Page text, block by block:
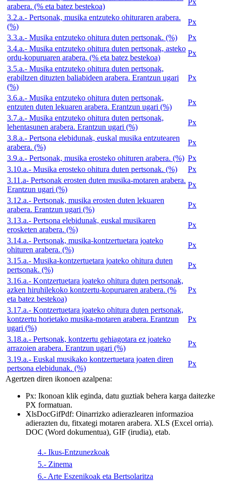
arabera. (% eta batez bestekoa)
3.2.a.- Pertsonak, musika entzuteko ohituraren arabera.
(%)
Px
3.3.a.- Musika entzuteko ohitura duten pertsonak. (%)
Px
3.4.a.- Musika entzuteko ohitura duten pertsonak, asteko
ordu-kopuruaren arabera. (% eta batez bestekoa)
Px
3.5.a.- Musika entzuteko ohitura duten pertsonak,
erabiltzen dituzten baliabideen arabera. Erantzun ugari
(%)
Px
3.6.a.- Musika entzuteko ohitura duten pertsonak,
entzuten duten lekuaren arabera. Erantzun ugari (%)
Px
3.7.a.- Musika entzuteko ohitura duten pertsonak,
lehentasunen arabera. Erantzun ugari (%)
Px
3.8.a.- Pertsona elebidunak, euskal musika entzutearen
arabera. (%)
Px
3.9.a.- Pertsonak, musika erosteko ohituren arabera. (%) Px
3.10.a.- Musika erosteko ohitura duten pertsonak. (%)
Px
3.11.a- Pertsonak erosten duten musika-motaren arabera.
Erantzun ugari (%)
Px
3.12.a.- Pertsonak, musika erosten duten lekuaren
arabera. Erantzun ugari (%)
Px
3.13.a.- Pertsona elebidunak, euskal musikaren
erosketen arabera. (%)
Px
3.14.a.- Pertsonak, musika-kontzertuetara joateko
ohituren arabera. (%)
Px
3.15.a.- Musika-kontzertuetara joateko ohitura duten
pertsonak. (%)
Px
3.16.a.- Kontzertuetara joateko ohitura duten pertsonak,
azken hiruhilekoko kontzertu-kopuruaren arabera. (%
eta batez bestekoa)
Px
3.17.a.- Kontzertuetara joateko ohitura duten pertsonak,
kontzertu horietako musika-motaren arabera. Erantzun
ugari (%)
Px
3.18.a.- Pertsonak, kontzertu gehiagotara ez joateko
arrazoien arabera. Erantzun ugari (%)
Px
3.19.a.- Euskal musikako kontzertuetara joaten diren
pertsona elebidunak. (%)
Px
Agertzen diren ikonoen azalpena:
Px: Ikonoan klik eginda, datu guztiak behera karga daitezke
PX formatuan.
XlsDocGifPdf: Oinarrizko adierazlearen informazioa
adierazten du, fitxategi motaren arabera. XLS (Excel orria).
DOC (Word dokumentua), GIF (irudia), etab.
4.- Ikus-Entzunezkoak
5.- Zinema
6.- Arte Eszenikoak eta Bertsolaritza